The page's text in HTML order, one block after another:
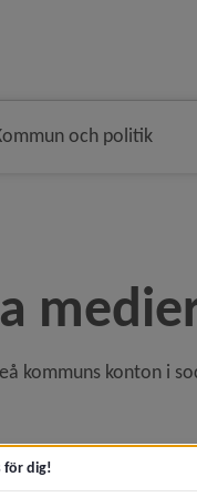
och politik
kommuns konton i
sociala medier
för dig!